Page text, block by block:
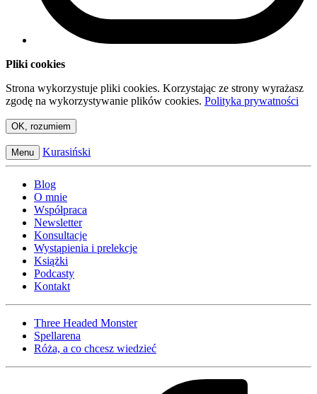
Pliki cookies
Strona wykorzystuje pliki cookies. Korzystając ze strony wyrażasz
zgodę na wykorzystywanie plików cookies. Polityka prywatności
OK, rozumiem
Menu Kurasiński
Blog
O mnie
Współpraca
Newsletter
Konsultacje
Wystąpienia i prelekcje
Książki
Podcasty
Kontakt
Three Headed Monster
Spellarena
Róża, a co chcesz wiedzieć